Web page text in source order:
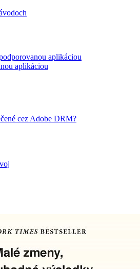
aplikáciou
aplikáciou
cez Adobe DRM?